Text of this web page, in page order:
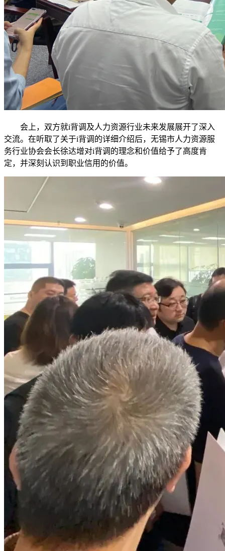
会上，双方就i背调及人力资源行业未来发展展开了深入
交流。在听取了关于i背调的详细介绍后，无锡市人力资源服
务行业协会会长徐达增对i背调的理念和价值给予了高度肯
定，并深刻认识到职业信用的价值。